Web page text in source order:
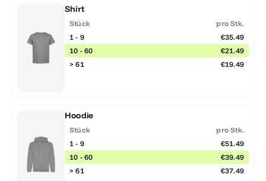
Shirt
Stück
pro Stk.
1 - 9
€35.49
10 - 60
€21.49
> 61
€19.49
Hoodie
Stück
pro Stk.
1 - 9
€51.49
10 - 60
€39.49
> 61
€37.49